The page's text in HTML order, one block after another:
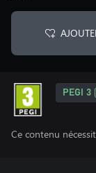
PEGI 3
Ce contenu